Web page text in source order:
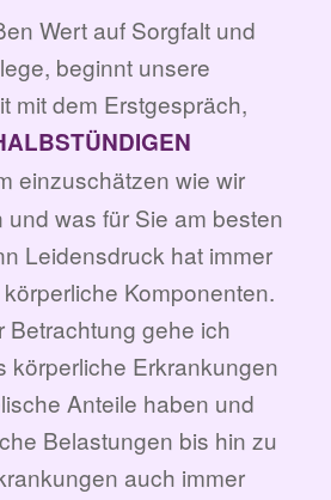
Wert auf Sorgfalt und
beginnt unsere
mit dem Erstgespräch,
einzuschätzen wie wir
was für Sie am besten
Leidensdruck hat immer
Komponenten.
Betrachtung gehe ich
körperliche Erkrankungen
Anteile haben und
Belastungen bis hin zu
auch immer